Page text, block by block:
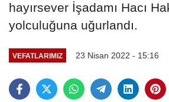
hayırsever İşadamı Hacı
yolculuğuna uğurlandı.
VEFATLARIMIZ 23 Nisan 2022 - 15:16